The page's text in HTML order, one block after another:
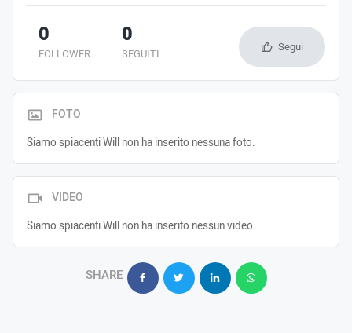
FOLLOWER
0
SEGUITI
0 Segui
FOTO
Siamo spiacenti Will non ha inserito nessuna foto.
VIDEO
Siamo spiacenti Will non ha inserito nessun video.
SHARE